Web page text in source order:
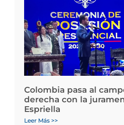
Colombia pasa al
derecha con la
Espriella
Leer Más >>